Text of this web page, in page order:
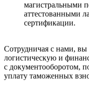
магистральными
аттестованными
сертификации.
Сотрудничая с нами, вы
логистическую и
с документооборотом,
уплату таможенных